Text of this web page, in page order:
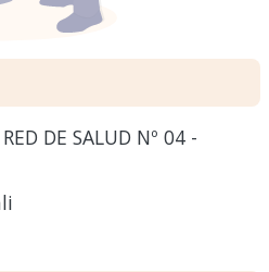
RED DE SALUD Nº 04 -